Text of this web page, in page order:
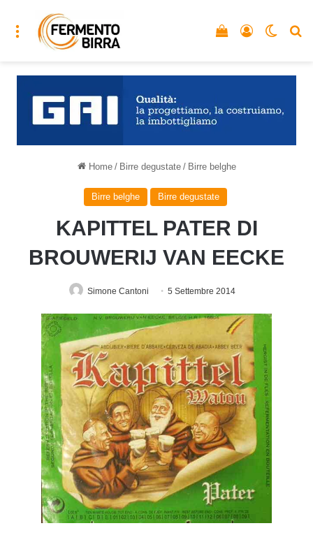
Menu Accedi
Vedi il carrello
Home / Birre degustate / Birre belghe
Birre belghe Birre degustate
KAPITTEL PATER DI
BROUWERIJ VAN EECKE
Simone Cantoni 5 Settembre 2014